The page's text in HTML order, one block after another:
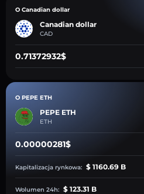
O Canadian dollar
Canadian dollar
CAD
0.71372932$
O PEPE ETH
PEPE ETH
ETH
0.00000281$
Kapitalizacja rynkowa: $ 1160.69 B
Wolumen 24h: $ 123.31 B